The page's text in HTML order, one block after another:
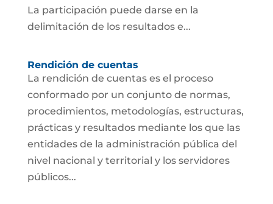
La participación puede darse en la
delimitación de los resultados e...
Rendición de cuentas
La rendición de cuentas es el proceso
conformado por un conjunto de normas,
procedimientos, metodologías, estructuras,
prácticas y resultados mediante los que las
entidades de la administración pública del
nivel nacional y territorial y los servidores
públicos...